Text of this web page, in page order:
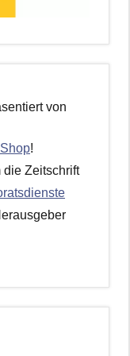
von
!
die Zeitschrift